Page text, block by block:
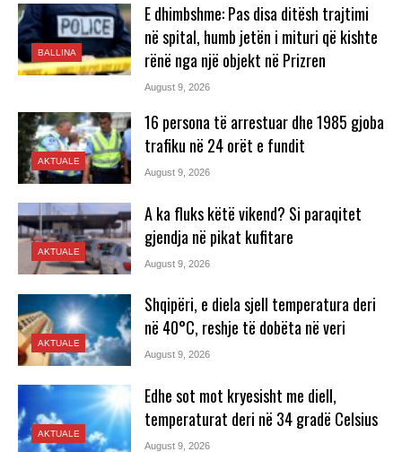
BALLINA
E dhimbshme: Pas disa ditësh trajtimi
në spital, humb jetën i mituri që kishte
rënë nga një objekt në Prizren
August 9, 2026
AKTUALE
16 persona të arrestuar dhe 1985 gjoba
trafiku në 24 orët e fundit
August 9, 2026
AKTUALE
A ka fluks këtë vikend? Si paraqitet
gjendja në pikat kufitare
August 9, 2026
AKTUALE
Shqipëri, e diela sjell temperatura deri
në 40°C, reshje të dobëta në veri
August 9, 2026
AKTUALE
Edhe sot mot kryesisht me diell,
temperaturat deri në 34 gradë Celsius
August 9, 2026